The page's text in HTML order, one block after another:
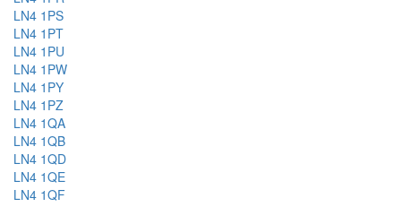
LN4 1PS
LN4 1PT
LN4 1PU
LN4 1PW
LN4 1PY
LN4 1PZ
LN4 1QA
LN4 1QB
LN4 1QD
LN4 1QE
LN4 1QF